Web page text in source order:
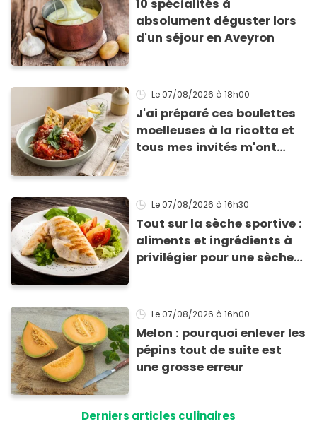
10 spécialités à
absolument déguster lors
d'un séjour en Aveyron
Le 07/08/2026 à 18h00
J'ai préparé ces boulettes
moelleuses à la ricotta et
tous mes invités m'ont
Le 07/08/2026 à 16h30
Tout sur la sèche sportive :
aliments et ingrédients à
privilégier pour une sèche
Le 07/08/2026 à 16h00
Melon : pourquoi enlever les
pépins tout de suite est
une grosse erreur
Derniers articles culinaires